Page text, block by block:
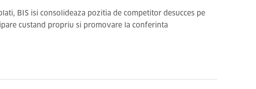
BIS isi consolideaza pozitia de competitor desucces pe
custand propriu si promovare la conferinta